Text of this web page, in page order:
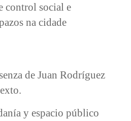
control social e
na cidade
de Juan Rodríguez
y espacio público